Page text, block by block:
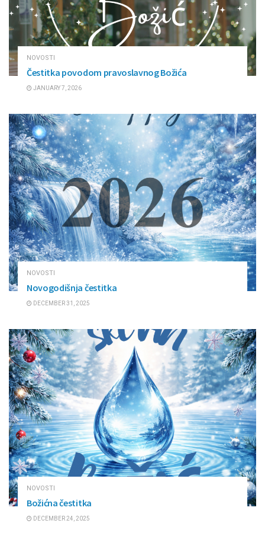
NOVOSTI
Čestitka povodom pravoslavnog Božića
JANUARY 7, 2026
NOVOSTI
Novogodišnja čestitka
DECEMBER 31, 2025
NOVOSTI
Božićna čestitka
DECEMBER 24, 2025